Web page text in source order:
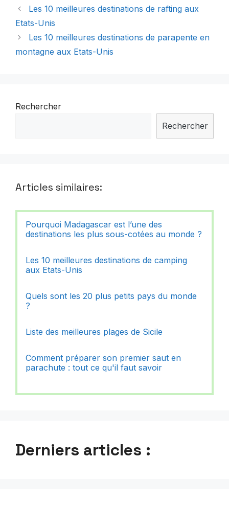
Les 10 meilleures destinations de rafting aux
Etats-Unis
Les 10 meilleures destinations de parapente en
montagne aux Etats-Unis
Rechercher
Rechercher
Articles similaires:
Pourquoi Madagascar est l’une des
destinations les plus sous-cotées au monde ?
Les 10 meilleures destinations de camping
aux Etats-Unis
Quels sont les 20 plus petits pays du monde
?
Liste des meilleures plages de Sicile
Comment préparer son premier saut en
parachute : tout ce qu'il faut savoir
Derniers articles :